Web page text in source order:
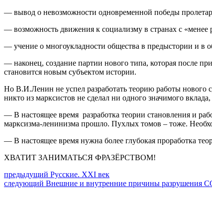
— вывод о невозможности одновременной победы
— возможность движения к социализму в странах с «менее
— учение о многоукладности общества в предыстории и в
— наконец, создание партии нового типа, которая после
становится новым субъектом истории.
Но В.И.Ленин не успел разработать теорию работы
никто из марксистов не сделал ни одного значимого вклада,
— В настоящее время разработка теории становления и
марксизма-ленинизма прошло. Пухлых томов – тоже.
— В настоящее время нужна более глубокая проработка
ХВАТИТ ЗАНИМАТЬСЯ ФРАЗЁРСТВОМ!
Навигация
по
предыдущий Предыдущий
пост:
Русские. XXI век
следующий Следующее
Внешние и внутренние причины разрушения